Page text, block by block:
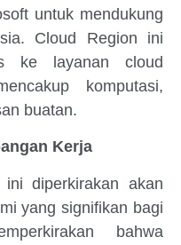
untuk mendukung
Cloud Region ini
ke layanan cloud
komputasi,
buatan.
Kerja
diperkirakan akan
yang signifikan bagi
bahwa